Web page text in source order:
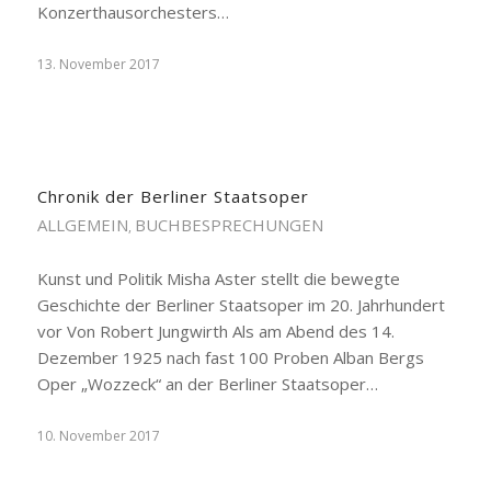
Konzerthausorchesters…
13. November 2017
Chronik der Berliner Staatsoper
ALLGEMEIN, BUCHBESPRECHUNGEN
Kunst und Politik Misha Aster stellt die bewegte
Geschichte der Berliner Staatsoper im 20. Jahrhundert
vor Von Robert Jungwirth Als am Abend des 14.
Dezember 1925 nach fast 100 Proben Alban Bergs
Oper „Wozzeck“ an der Berliner Staatsoper…
10. November 2017